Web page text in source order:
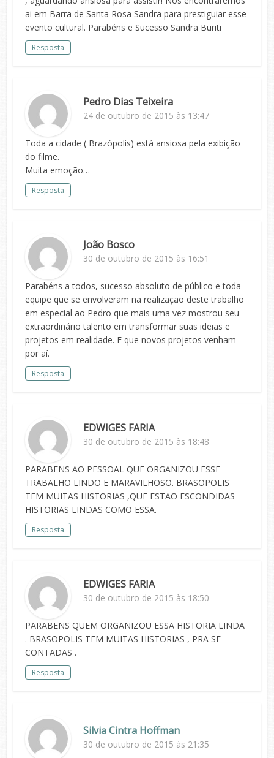
ai em Barra de Santa Rosa Sandra para prestiguiar esse
evento cultural. Parabéns e Sucesso Sandra Buriti
Resposta
Pedro Dias Teixeira
24 de outubro de 2015 às 13:47
Toda a cidade ( Brazópolis) está ansiosa pela exibição
do filme.
Muita emoção…
Resposta
João Bosco
30 de outubro de 2015 às 16:51
Parabéns a todos, sucesso absoluto de público e toda
equipe que se envolveram na realização deste trabalho
em especial ao Pedro que mais uma vez mostrou seu
extraordinário talento em transformar suas ideias e
projetos em realidade. E que novos projetos venham
por aí.
Resposta
EDWIGES FARIA
30 de outubro de 2015 às 18:48
PARABENS AO PESSOAL QUE ORGANIZOU ESSE
TRABALHO LINDO E MARAVILHOSO. BRASOPOLIS
TEM MUITAS HISTORIAS ,QUE ESTAO ESCONDIDAS
HISTORIAS LINDAS COMO ESSA.
Resposta
EDWIGES FARIA
30 de outubro de 2015 às 18:50
PARABENS QUEM ORGANIZOU ESSA HISTORIA LINDA
. BRASOPOLIS TEM MUITAS HISTORIAS , PRA SE
CONTADAS .
Resposta
Silvia Cintra Hoffman
30 de outubro de 2015 às 21:35